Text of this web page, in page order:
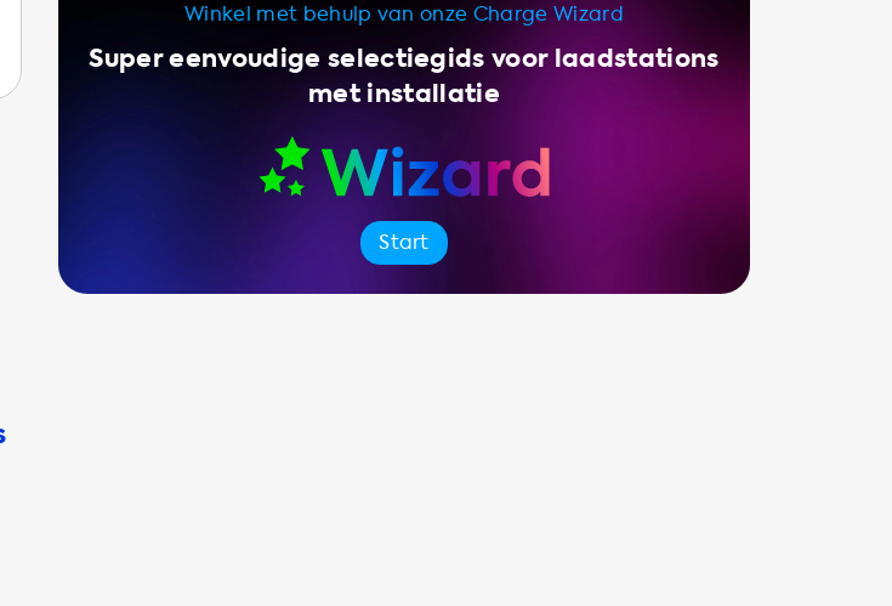
Winkel met behulp van onze Charge Wizard
Super eenvoudige selectiegids voor laadstations
met installatie
Start